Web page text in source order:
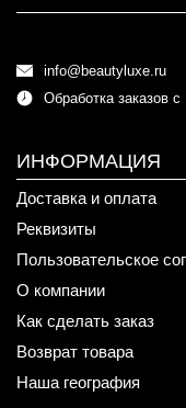
info@beautyluxe.ru
Обработка заказов
ИНФОРМАЦИЯ
Доставка и оплата
Реквизиты
Пользовательское
О компании
Как сделать заказ
Возврат товара
Наша география